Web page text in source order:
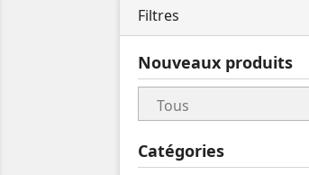
Filtres
Nouveaux produits
Catégories